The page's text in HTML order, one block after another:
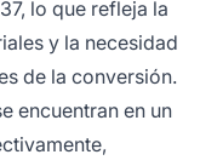
lo que refleja la
y la necesidad
de la conversión.
encuentran en un